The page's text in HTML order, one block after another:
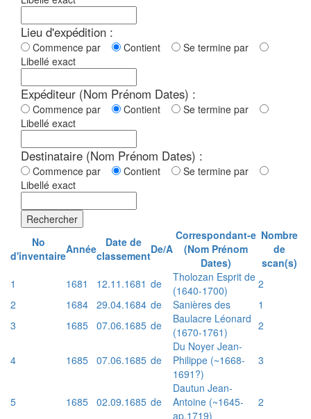
Lieu d'expédition :
Commence par Contient
Se termine par
Libellé exact
Expéditeur (Nom Prénom Dates) :
Commence par Contient
Se termine par
Libellé exact
Destinataire (Nom Prénom Dates) :
Commence par Contient
Se termine par
Libellé exact
Rechercher
No
d'inventaireAnnée
Date de
classementDe/A
Correspondant-e
(Nom Prénom
Dates)
Nombre
de
scan(s)
1
1681 12.11.1681 de
Tholozan Esprit de
(1640-1700)
2
2
1684 29.04.1684 de Sanières des
1
3
1685 07.06.1685 de
Baulacre Léonard
(1670-1761)
2
4 1685 07.06.1685 de
Du Noyer Jean-
Philippe (~1668-
1691?)
3
5 1685 02.09.1685 de
Dautun Jean-
Antoine (~1645-
ap.1719)
2